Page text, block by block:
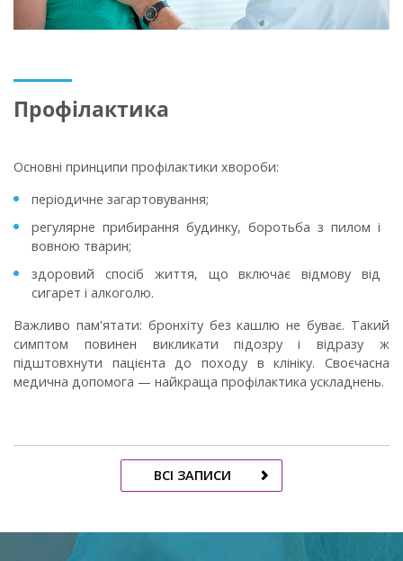
Профілактика
Основні принципи профілактики хвороби:
періодичне загартовування;
регулярне прибирання будинку, боротьба з пилом і
вовною тварин;
здоровий спосіб життя, що включає відмову від
сигарет і алкоголю.
Важливо пам'ятати: бронхіту без кашлю не буває. Такий
симптом повинен викликати підозру і відразу ж
підштовхнути пацієнта до походу в клініку. Своєчасна
медична допомога — найкраща профілактика ускладнень.
ВСІ ЗАПИСИ